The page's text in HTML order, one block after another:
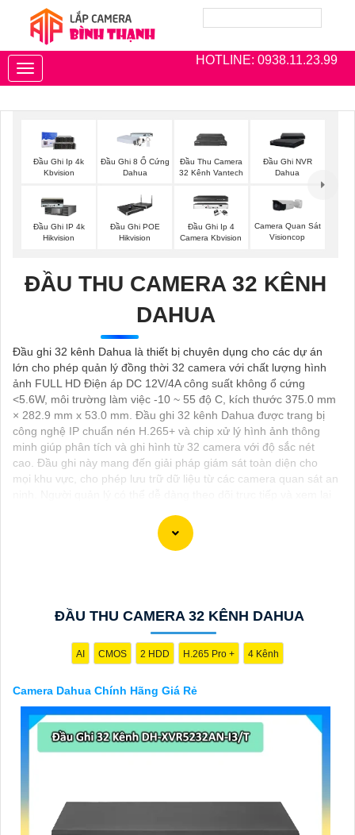
HOTLINE: 0938.11.23.99
Toggle
navigation
Đầu Ghi Ip 4k
Kbvision
Đầu Ghi 8 Ổ Cứng
Dahua
Đầu Thu Camera
32 Kênh Vantech
Đầu Ghi NVR
Dahua
Đầu Ghi IP 4k
Hikvision
Đầu Ghi POE
Hikvision
Đầu Ghi Ip 4
Camera Kbvision
Camera Quan Sát
Visioncop
ĐẦU THU CAMERA 32 KÊNH
DAHUA
Đầu ghi 32 kênh Dahua là thiết bị chuyên dụng cho các dự án
lớn cho phép quản lý đồng thời 32 camera với chất lượng hình
ảnh FULL HD Điện áp DC 12V/4A công suất không ổ cứng
<5.6W, môi trường làm việc -10 ~ 55 độ C, kích thước 375.0 mm
× 282.9 mm x 53.0 mm. Đầu ghi 32 kênh Dahua được trang bị
công nghệ IP chuẩn nén H.265+ và chip xử lý hình ảnh thông
minh giúp phân tích và ghi hình từ 32 camera với độ sắc nét
cao. Đầu ghi này mang đến giải pháp giám sát toàn diện cho
mọi khu vực, cho phép lưu trữ dữ liệu từ các camera quan sát an
hãng giá rẻ và chất lượng:
Camera Dahua là một thương hiệu nổi tiếng về sản phẩm an
Để Hoàn toàn tin cậy mua Camera Dahua
chính hãng, bạn nên mua từ các cửa hàng uy tín hoặc các đại lý
thay đổi tùy vào model và chức năng của camera. Bạn nên tìm
4:Chất lượng của Camera Dahua
được đánh giá cao với độ phân giải cao, tính năng thông minh
và độ tin cậy.💖5:Nếu bạn muốn tìm camera Dahua giá rẻ, bạn
có thể tham khảo trên các website thương mại điện tử hoặc tại
thêm câu hỏi hoặc cần tư vấn thêm, đừng ngần ngại để lại Cung
cấp cho công trình biết.
ĐẦU THU CAMERA 32 KÊNH DAHUA
AI CMOS 2 HDD H.265 Pro + 4 Kênh
Camera Dahua Chính Hãng Giá Rẻ